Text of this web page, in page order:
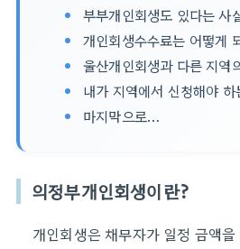
부부개인회생도 있다는 사
개인회생수수료는 어떻게
울산개인회생과 다른 지역
내가 지역에서 신청해야 하
마지막으로…
의정부개인회생이란?
개인회생은 채무자가 일정 금액